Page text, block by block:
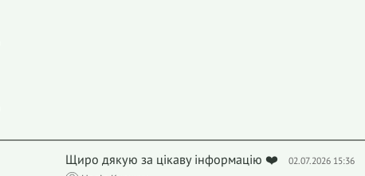
Щиро дякую за цікаву інформацію ❤️ 02.07.2026 15:36